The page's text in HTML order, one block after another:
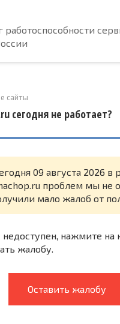
сайты
сегодня не работает?
09 августа 2026 в
проблем мы не
мало жалоб от
недоступен, нажмите на
жалобу.
Оставить жалобу